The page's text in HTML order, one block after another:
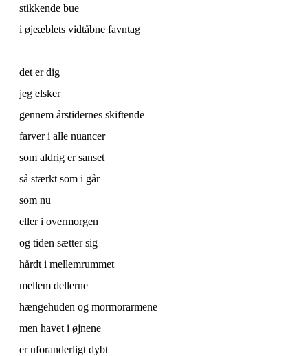
stikkende bue
i øjeæblets vidtåbne favntag
det er dig
jeg elsker
gennem årstidernes skiftende
farver i alle nuancer
som aldrig er sanset
så stærkt som i går
som nu
eller i overmorgen
og tiden sætter sig
hårdt i mellemrummet
mellem dellerne
hængehuden og mormorarmene
men havet i øjnene
er uforanderligt dybt